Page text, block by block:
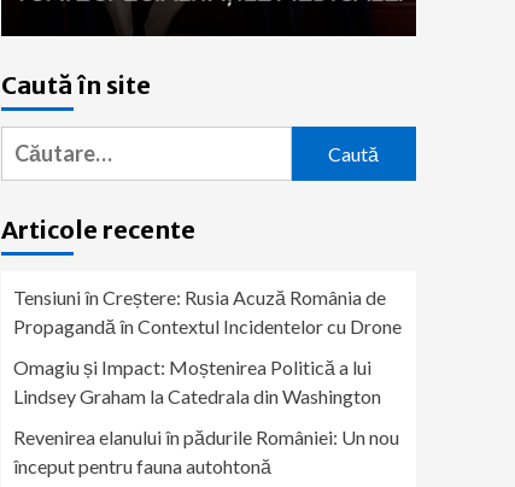
Caută în site
Caută
după:
Articole recente
Tensiuni în Creștere: Rusia Acuză România de
Propagandă în Contextul Incidentelor cu Drone
Omagiu și Impact: Moștenirea Politică a lui
Lindsey Graham la Catedrala din Washington
Revenirea elanului în pădurile României: Un nou
început pentru fauna autohtonă